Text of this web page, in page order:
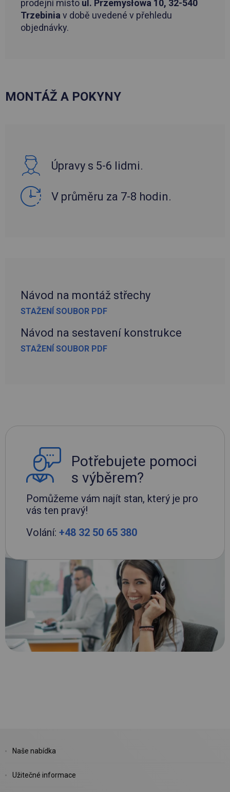
prodejní místo ul. Przemysłowa 10, 32-540
Trzebiniav době uvedené v přehledu
objednávky.
MONTÁŽ A POKYNY
Úpravy s 5-6 lidmi.
V průměru za 7-8 hodin.
Návod na montáž střechy
STAŽENÍ SOUBOR PDF
Návod na sestavení konstrukce
STAŽENÍ SOUBOR PDF
Potřebujete pomoci
s výběrem?
Pomůžeme vám najít stan, který je pro
vás ten pravý!
Volání: +48 32 50 65 380
Naše nabídka
Užitečné informace